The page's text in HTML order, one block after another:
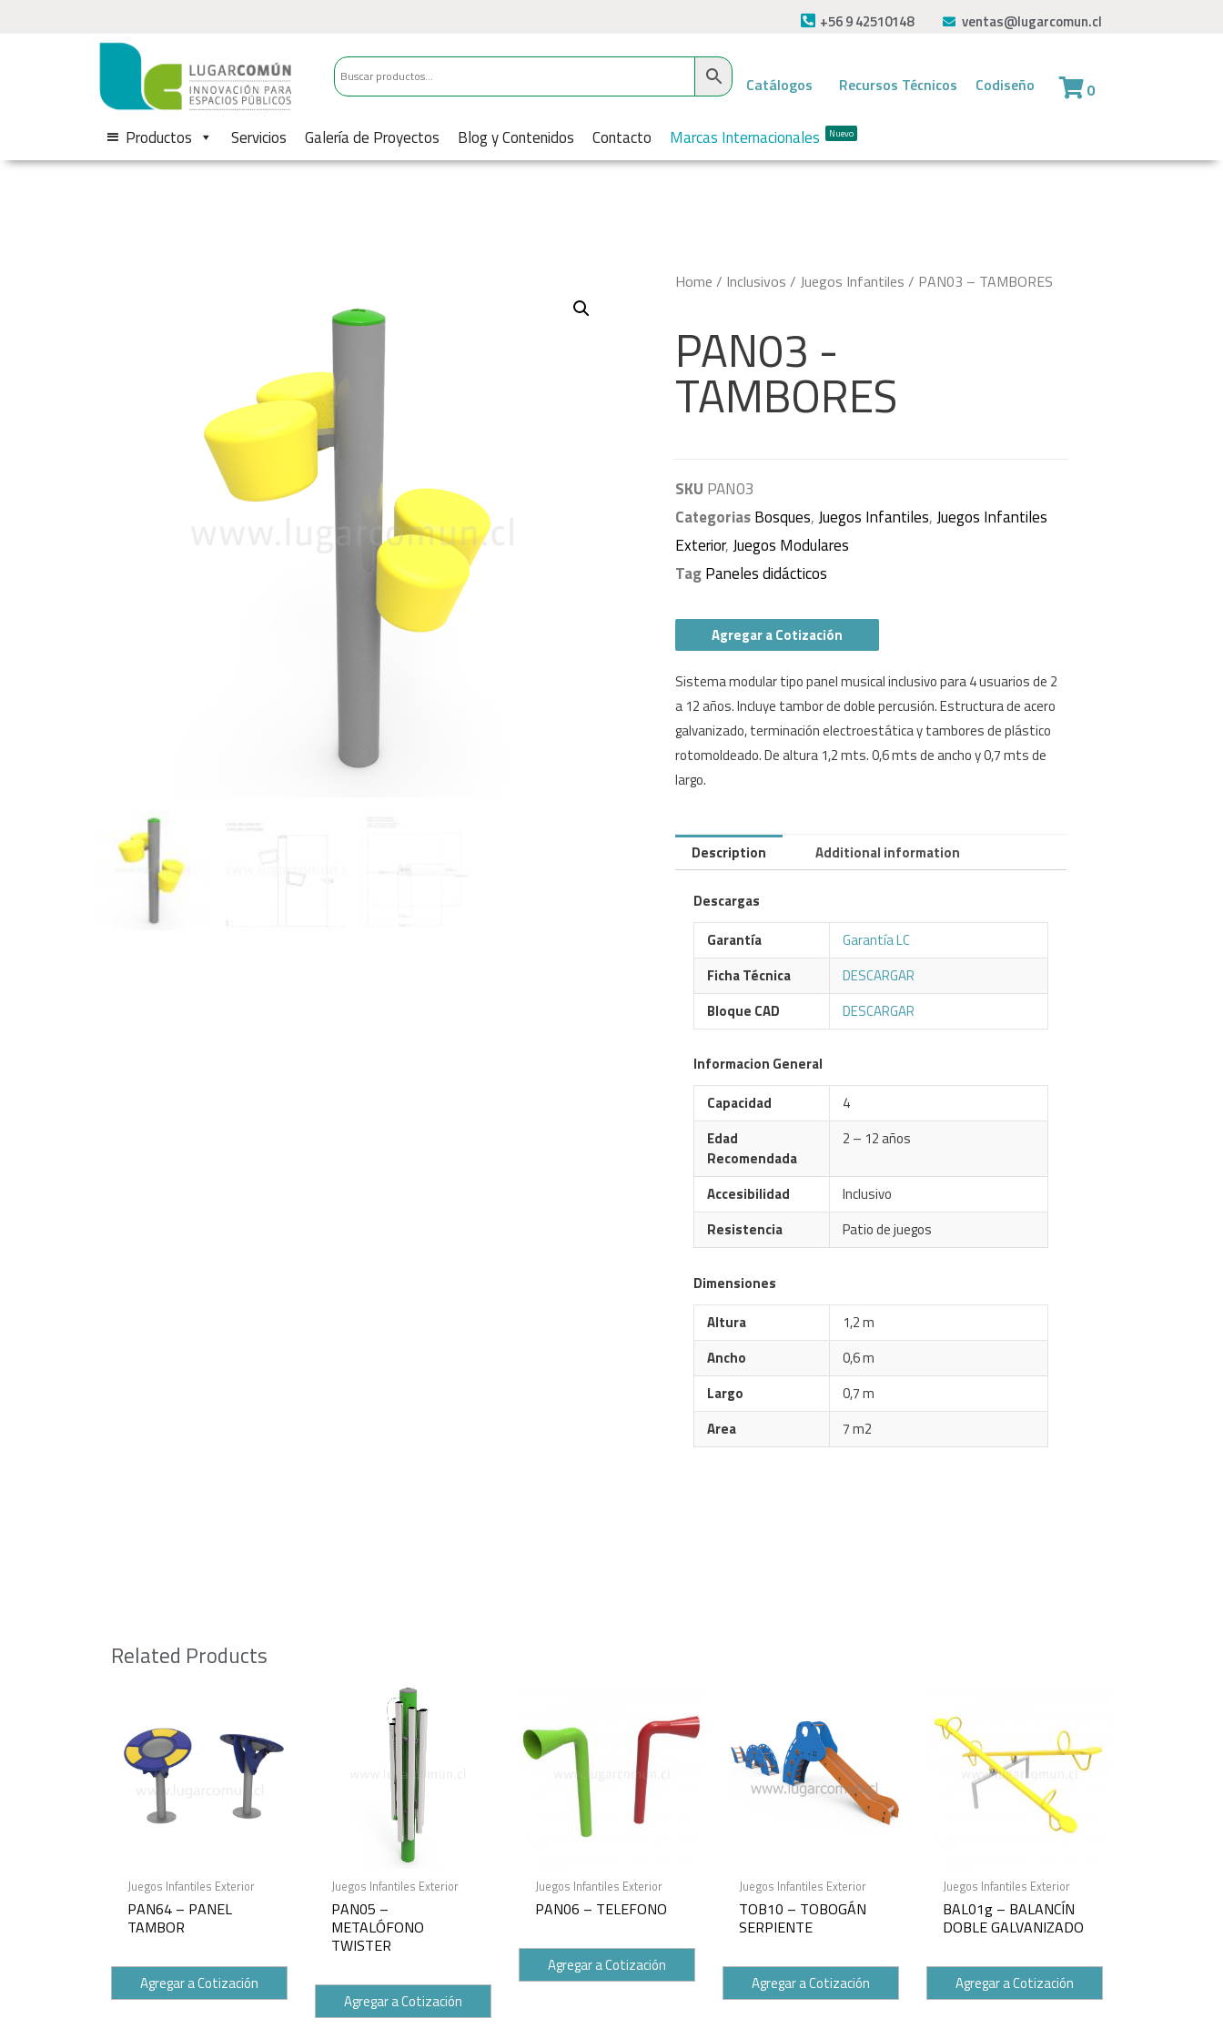
+56 9 42510148 ventas@lugarcomun.cl
Catálogos Recursos Técnicos Codiseño 0
Productos Servicios Galería de Proyectos Blog y Contenidos Contacto Marcas Internacionales Nuevo
Home / Inclusivos / Juegos Infantiles / PAN03 – TAMBORES
PAN03 -
TAMBORES
SKU PAN03
CategoriasBosques,Juegos Infantiles,Juegos Infantiles
Exterior,Juegos Modulares
TagPaneles didácticos
Agregar a Cotización
Sistema modular tipo panel musical inclusivo para 4 usuarios de 2
a 12 años. Incluye tambor de doble percusión. Estructura de acero
galvanizado, terminación electroestática y tambores de plástico
rotomoldeado. De altura 1,2 mts. 0,6 mts de ancho y 0,7 mts de
largo.
Description Additional information
Descargas
Garantía
Garantía LC
Ficha Técnica
DESCARGAR
Bloque CAD
DESCARGAR
Informacion General
Capacidad
4
Edad
Recomendada
2 – 12 años
Accesibilidad
Inclusivo
Resistencia
Patio de juegos
Dimensiones
Altura
1,2 m
Ancho
0,6 m
Largo
0,7 m
Area
7 m2
Related Products
Juegos Infantiles Exterior
PAN64 – PANEL
TAMBOR
Agregar a Cotización
Juegos Infantiles Exterior
PAN05 –
METALÓFONO
TWISTER
Agregar a Cotización
Juegos Infantiles Exterior
PAN06 – TELEFONO
Agregar a Cotización
Juegos Infantiles Exterior
TOB10 – TOBOGÁN
SERPIENTE
Agregar a Cotización
Juegos Infantiles Exterior
BAL01g – BALANCÍN
DOBLE GALVANIZADO
Agregar a Cotización